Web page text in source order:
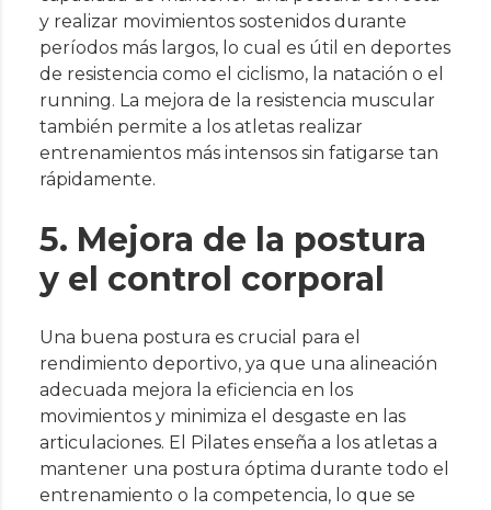
y realizar movimientos sostenidos durante
períodos más largos, lo cual es útil en deportes
de resistencia como el ciclismo, la natación o el
running. La mejora de la resistencia muscular
también permite a los atletas realizar
entrenamientos más intensos sin fatigarse tan
rápidamente.
5. Mejora de la postura
y el control corporal
Una buena postura es crucial para el
rendimiento deportivo, ya que una alineación
adecuada mejora la eficiencia en los
movimientos y minimiza el desgaste en las
articulaciones. El Pilates enseña a los atletas a
mantener una postura óptima durante todo el
entrenamiento o la competencia, lo que se